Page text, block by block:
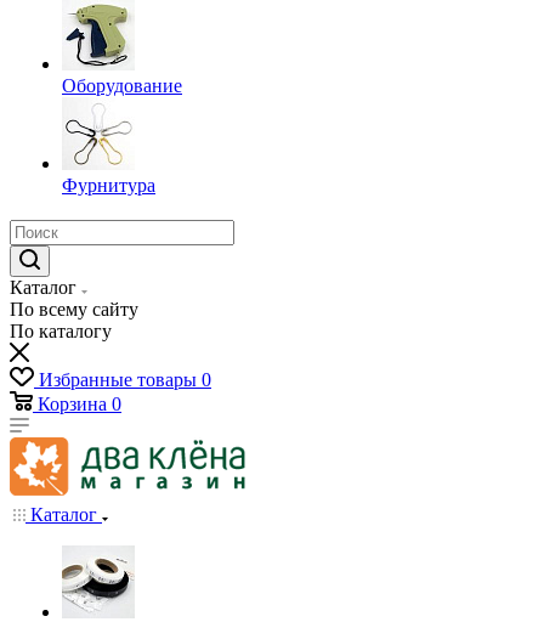
Оборудование
Фурнитура
Каталог
По всему сайту
По каталогу
Избранные товары 0
Корзина 0
Каталог